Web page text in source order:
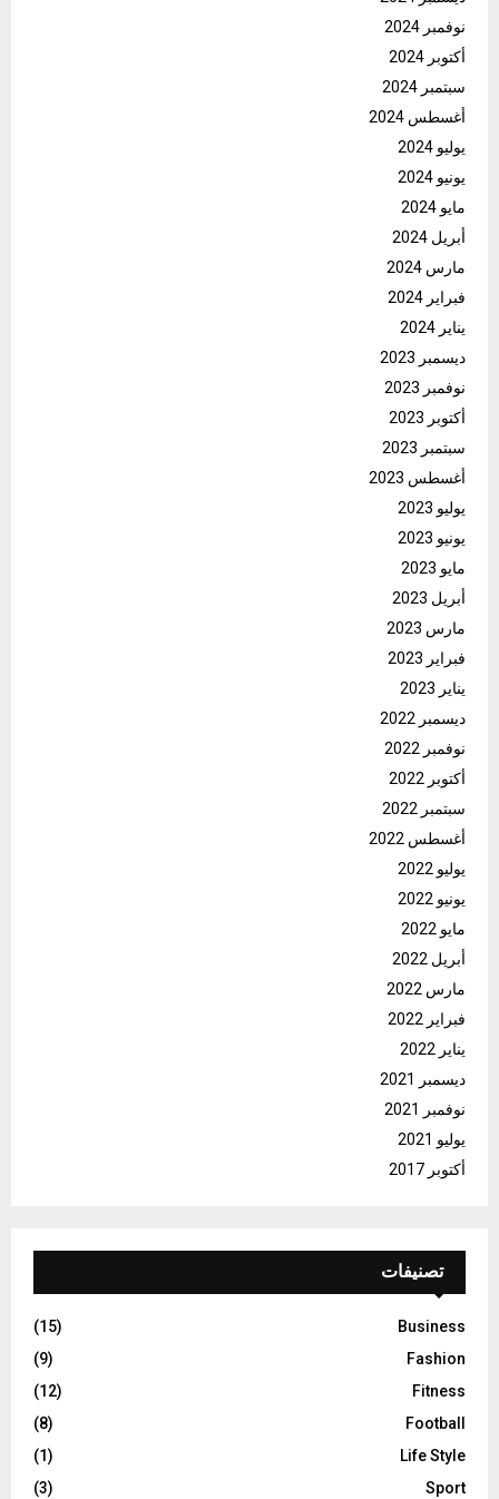
نوفمبر 2024
أكتوبر 2024
سبتمبر 2024
أغسطس 2024
يوليو 2024
يونيو 2024
مايو 2024
أبريل 2024
مارس 2024
فبراير 2024
يناير 2024
ديسمبر 2023
نوفمبر 2023
أكتوبر 2023
سبتمبر 2023
أغسطس 2023
يوليو 2023
يونيو 2023
مايو 2023
أبريل 2023
مارس 2023
فبراير 2023
يناير 2023
ديسمبر 2022
نوفمبر 2022
أكتوبر 2022
سبتمبر 2022
أغسطس 2022
يوليو 2022
يونيو 2022
مايو 2022
أبريل 2022
مارس 2022
فبراير 2022
يناير 2022
ديسمبر 2021
نوفمبر 2021
يوليو 2021
أكتوبر 2017
تصنيفات
Business
(15)
Fashion
(9)
Fitness
(12)
Football
(8)
Life Style
(1)
Sport
(3)